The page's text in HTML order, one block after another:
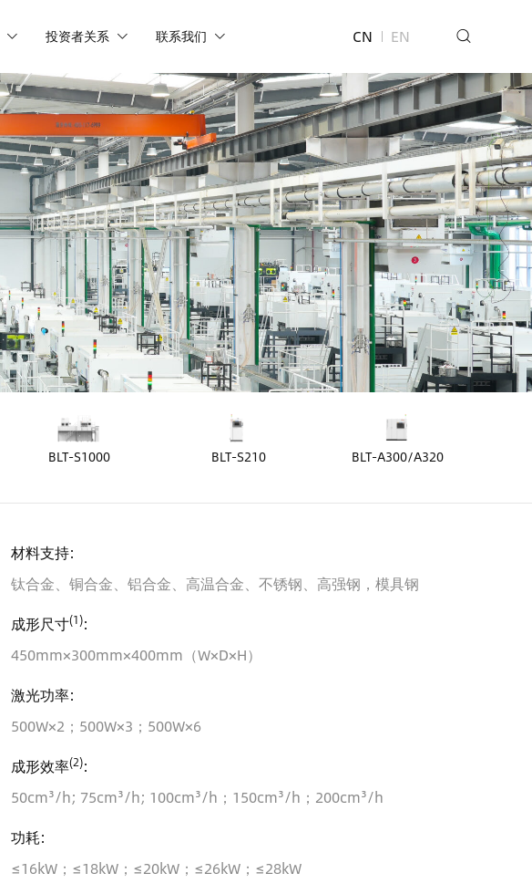
投资者关系 联系我们 CN EN
BLT-S1000 BLT-S210 BLT-A300/A320
材料支持:
钛合金、铜合金、铝合金、高温合金、不锈钢、高强钢，模具钢
成形尺寸(1):
450mm×300mm×400mm（W×D×H）
激光功率:
500W×2；500W×3；500W×6
成形效率(2):
50cm³/h; 75cm³/h; 100cm³/h；150cm³/h；200cm³/h
功耗:
≤16kW；≤18kW；≤20kW；≤26kW；≤28kW